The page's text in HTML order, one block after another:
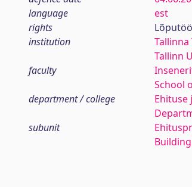
language
est
rights
institution
Tallinn
faculty
School
department / college
subunit